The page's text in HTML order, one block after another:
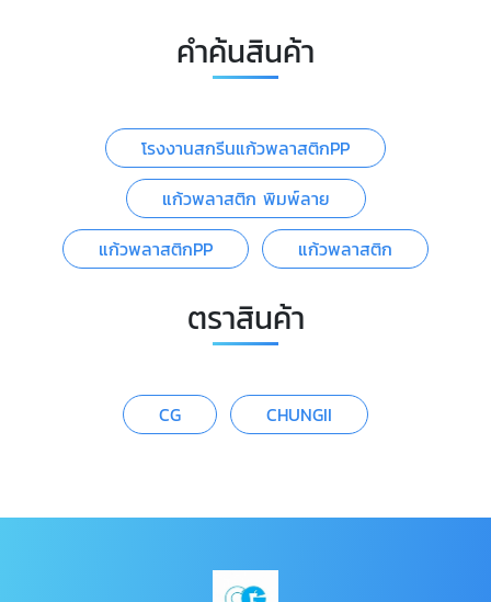
คำค้นสินค้า
โรงงานสกรีนแก้วพลาสติกPP
แก้วพลาสติก พิมพ์ลาย
แก้วพลาสติกPP
แก้วพลาสติก
ตราสินค้า
CG CHUNGII